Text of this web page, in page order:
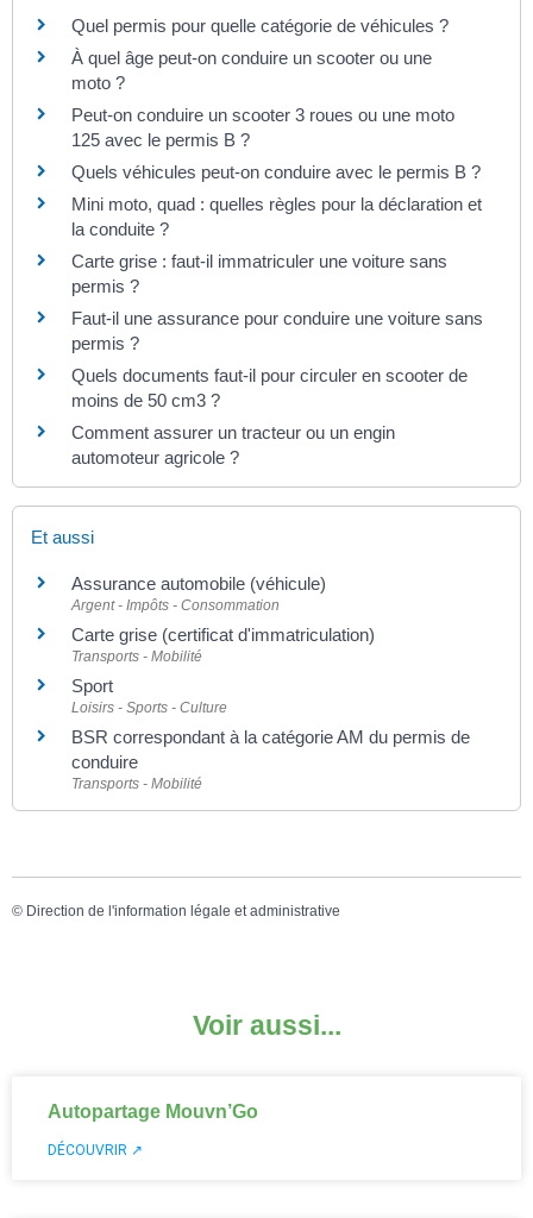
Quel permis pour quelle catégorie de véhicules ?
À quel âge peut-on conduire un scooter ou une
moto ?
Peut-on conduire un scooter 3 roues ou une moto
125 avec le permis B ?
Quels véhicules peut-on conduire avec le permis B ?
Mini moto, quad : quelles règles pour la déclaration et
la conduite ?
Carte grise : faut-il immatriculer une voiture sans
permis ?
Faut-il une assurance pour conduire une voiture sans
permis ?
Quels documents faut-il pour circuler en scooter de
moins de 50 cm3 ?
Comment assurer un tracteur ou un engin
automoteur agricole ?
Et aussi
Assurance automobile (véhicule)
Argent - Impôts - Consommation
Carte grise (certificat d'immatriculation)
Transports - Mobilité
Sport
Loisirs - Sports - Culture
BSR correspondant à la catégorie AM du permis de
conduire
Transports - Mobilité
© Direction de l'information légale et administrative
Voir aussi...
Autopartage Mouvn’Go
DÉCOUVRIR ↗